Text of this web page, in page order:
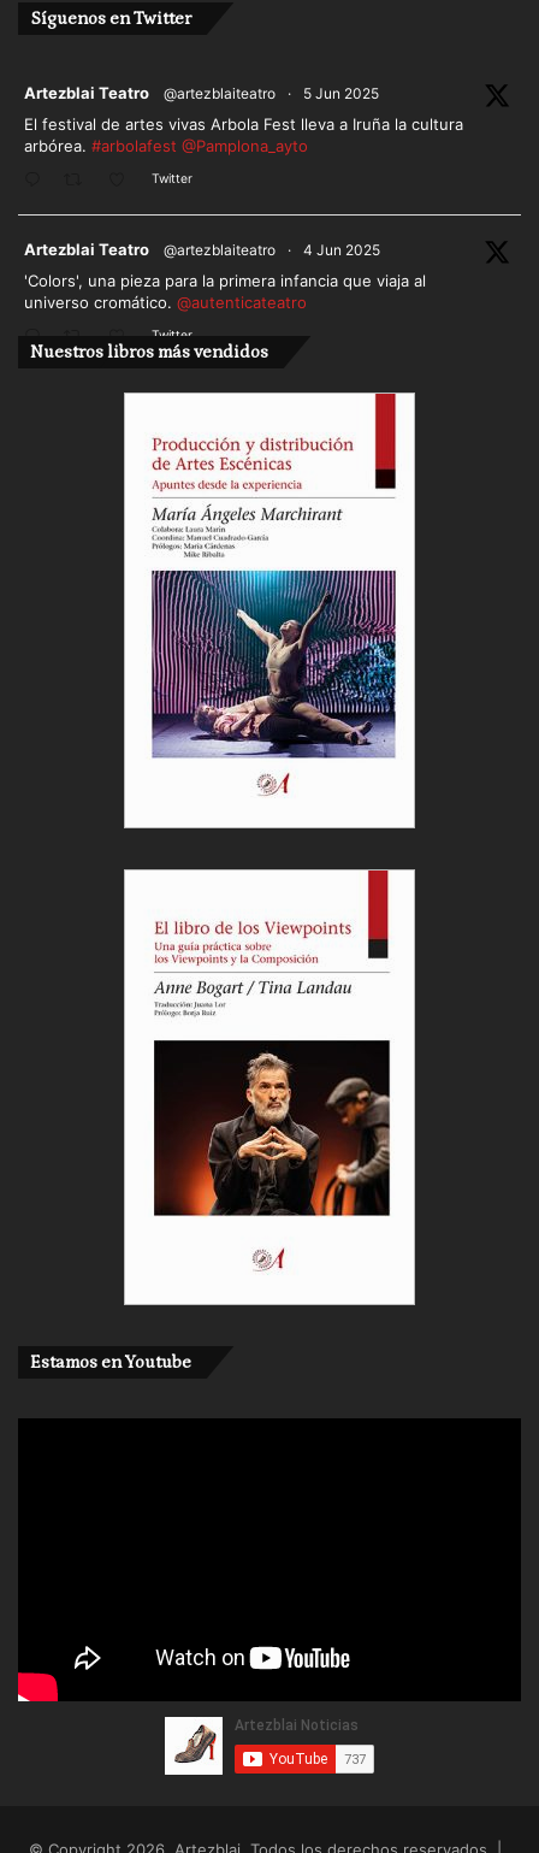
Síguenos en Twitter
Artezblai Teatro @artezblaiteatro · 5 Jun 2025
El festival de artes vivas Arbola Fest lleva a Iruña la cultura
arbórea. #arbolafest @Pamplona_ayto
Twitter
Artezblai Teatro @artezblaiteatro · 4 Jun 2025
'Colors', una pieza para la primera infancia que viaja al
universo cromático. @autenticateatro
Twitter
Cargar más
Nuestros libros más vendidos
Estamos en Youtube